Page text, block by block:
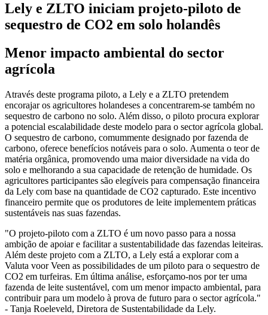
Lely e ZLTO iniciam projeto-piloto de
sequestro de CO2 em solo holandês
Menor impacto ambiental do sector
agrícola
Através deste programa piloto, a Lely e a ZLTO pretendem
encorajar os agricultores holandeses a concentrarem-se também no
sequestro de carbono no solo. Além disso, o piloto procura explorar
a potencial escalabilidade deste modelo para o sector agrícola global.
O sequestro de carbono, comummente designado por fazenda de
carbono, oferece benefícios notáveis para o solo. Aumenta o teor de
matéria orgânica, promovendo uma maior diversidade na vida do
solo e melhorando a sua capacidade de retenção de humidade. Os
agricultores participantes são elegíveis para compensação financeira
da Lely com base na quantidade de CO2 capturado. Este incentivo
financeiro permite que os produtores de leite implementem práticas
sustentáveis nas suas fazendas.
"O projeto-piloto com a ZLTO é um novo passo para a nossa
ambição de apoiar e facilitar a sustentabilidade das fazendas leiteiras.
Além deste projeto com a ZLTO, a Lely está a explorar com a
Valuta voor Veen as possibilidades de um piloto para o sequestro de
CO2 em turfeiras. Em última análise, esforçamo-nos por ter uma
fazenda de leite sustentável, com um menor impacto ambiental, para
contribuir para um modelo à prova de futuro para o sector agrícola."
- Tanja Roeleveld, Diretora de Sustentabilidade da Lely.